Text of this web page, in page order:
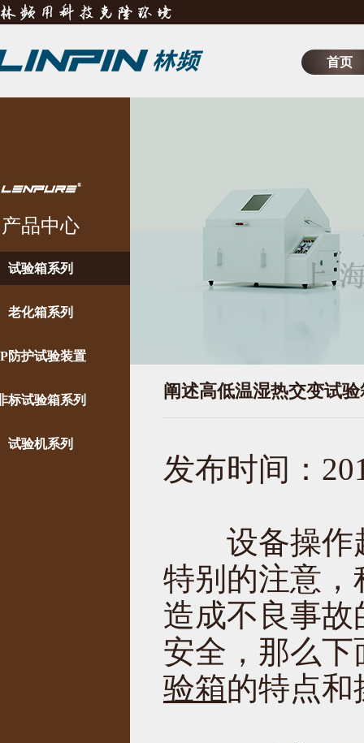
首页
产品中心
试验箱系列
老化箱系列
防护试验装置
标试验箱系列
试验机系列
阐述高低温湿热交变试
发布时间：
设备操作起
特别的注意
造成不良事
安全，那么
验箱的特点和